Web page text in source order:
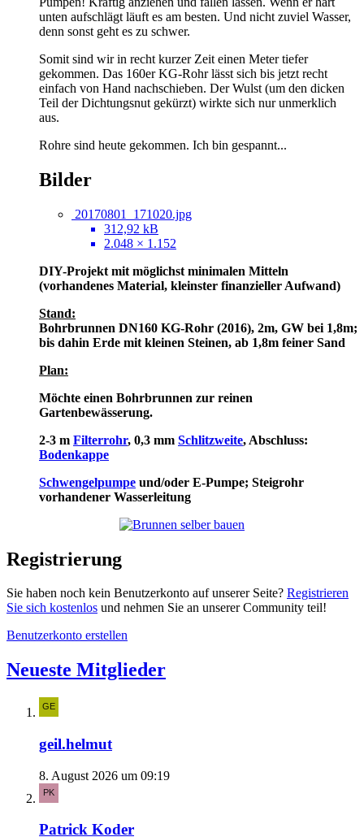
unten aufschlägt läuft es am besten. Und nicht zuviel Wasser,
denn sonst geht es zu schwer.
Somit sind wir in recht kurzer Zeit einen Meter tiefer
gekommen. Das 160er KG-Rohr lässt sich bis jetzt recht
einfach von Hand nachschieben. Der Wulst (um den dicken
Teil der Dichtungsnut gekürzt) wirkte sich nur unmerklich
aus.
Rohre sind heute gekommen. Ich bin gespannt...
Bilder
20170801_171020.jpg
312,92 kB
2.048 × 1.152
DIY-Projekt mit möglichst minimalen Mitteln
(vorhandenes Material, kleinster finanzieller Aufwand)
Stand:
Bohrbrunnen DN160 KG-Rohr (2016), 2m, GW bei 1,8m;
bis dahin Erde mit kleinen Steinen, ab 1,8m feiner Sand
Plan:
Möchte einen Bohrbrunnen zur reinen
Gartenbewässerung.
2-3 m Filterrohr, 0,3 mm Schlitzweite, Abschluss:
Bodenkappe
Schwengelpumpe und/oder E-Pumpe; Steigrohr
vorhandener Wasserleitung
Registrierung
Sie haben noch kein Benutzerkonto auf unserer Seite? Registrieren
Sie sich kostenlos und nehmen Sie an unserer Community teil!
Benutzerkonto erstellen
Neueste Mitglieder
geil.helmut
8. August 2026 um 09:19
Patrick Koder